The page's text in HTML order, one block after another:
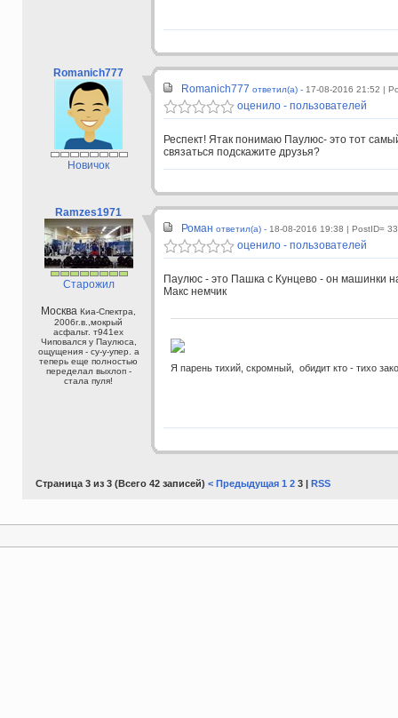
Romanich777
Новичок
Romanich777 ответил(а) - 17-08-2016 21:52 |
оценило - пользователей
Респект! Ятак понимаю Паулюс- это тот
связаться подскажите друзья?
Ramzes1971
Старожил
Москва Киа-Спектра,
2006г.в.,мокрый
асфальт. т941ех
Чиповался у Паулюса,
ощущения - су-у-упер. а
теперь еще полностью
переделал выхлоп -
стала пуля!
Роман ответил(а) - 18-08-2016 19:38 | PostID=
оценило - пользователей
Паулюс - это Пашка с Кунцево - он машинки
Макс немчик
Я парень тихий, скромный, обидит кто - тихо
Страница 3 из 3 (Всего 42 записей) < Предыдущая 1 23 | RSS